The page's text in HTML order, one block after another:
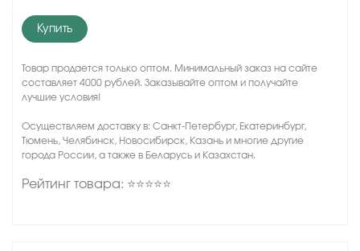
Купить
Товар продается только оптом. Минимальный заказ на сайте
составляет 4000 рублей. Заказывайте оптом и получайте
лучшие условия!
Осуществляем доставку в: Санкт-Петербург, Екатеринбург,
Тюмень, Челябинск, Новосибирск, Казань и многие другие
города России, а также в Беларусь и Казахстан.
Рейтинг товара: ⭐⭐⭐⭐⭐